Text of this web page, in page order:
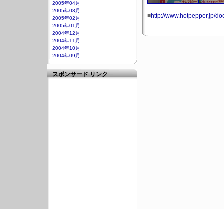
■http://www.hotpepper.jp/
2005年04月
2005年03月
2005年02月
2005年01月
2004年12月
2004年11月
2004年10月
2004年09月
スポンサード リンク